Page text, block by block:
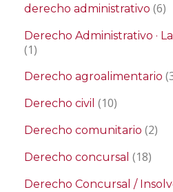
derecho administrativo (6)
Derecho Administrativo ·
(1)
Derecho agroalimentario
Derecho civil (10)
Derecho comunitario (2)
Derecho concursal (18)
Derecho Concursal /